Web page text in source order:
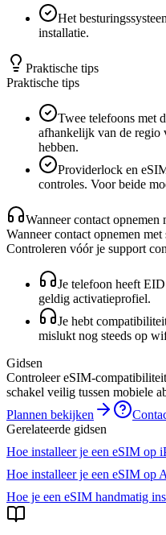
Het
installatie.
Praktische tips
Praktische tips
Twee telefoons met
afhankelijk van de regio
hebben.
Providerlock en
controles. Voor beide
Wanneer contact opnemen
Wanneer contact opnemen met
Controleren vóór je support
Je telefoon heeft
geldig activatieprofiel.
Je hebt
mislukt nog steeds op
Gidsen
Controleer eSIM-
schakel veilig tussen mobiele
Plannen bekijken
Gerelateerde gidsen
Hoe installeer je een eSIM op
Hoe installeer je een eSIM op
Hoe je een eSIM handmatig